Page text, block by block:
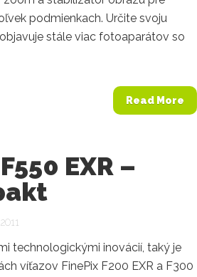
podmienkach. Určite svoju
stále viac fotoaparátov so
Read More
EXR –
technologickými inovácií, taký je
víťazov FinePix F200 EXR a F300